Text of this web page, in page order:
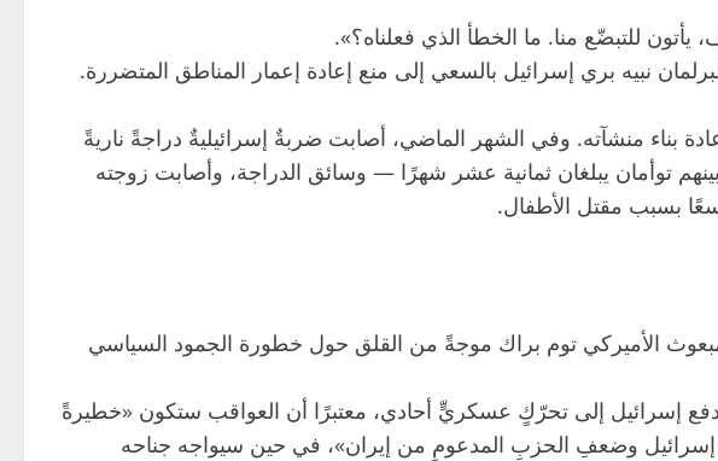
للتبضّع منا. ما الخطأ الذي فعلناه؟».
نبيه بري إسرائيل بالسعي إلى منع إعادة إعمار المناطق المتضررة.
بناء منشآته. وفي الشهر الماضي، أصابت ضربةٌ إسرائيليةٌ دراجةً ناريةً
توأمان يبلغان ثمانية عشر شهرًا — وسائق الدراجة، وأصابت زوجته
بسبب مقتل الأطفال.
الأميركي توم براك موجةً من القلق حول خطورة الجمود السياسي
إلى تحرّكٍ عسكريٍّ أحادي، معتبرًا أن العواقب ستكون «خطيرةً
وضعفِ الحزبِ المدعومِ من إيران»، في حين سيواجه جناحه